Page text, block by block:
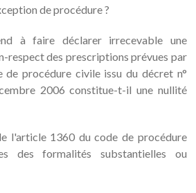
de procédure ?
à faire déclarer irrecevable une
respect des prescriptions prévues par
procédure civile issu du décret n°
2006 constitue-t-il une nullité
l'article 1360 du code de procédure
des formalités substantielles ou